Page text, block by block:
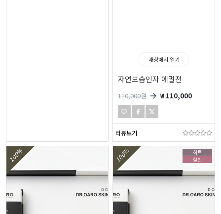
새창에서 열기
자연보습인자 에멀젼
110,000원 ₩ 110,000
리뷰보기
100%
히트
할인
100%